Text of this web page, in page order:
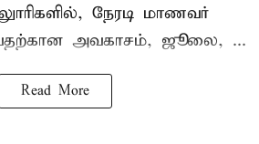
நேரடி மாணவர்
அவகாசம், ஜூலை, ...
Read More